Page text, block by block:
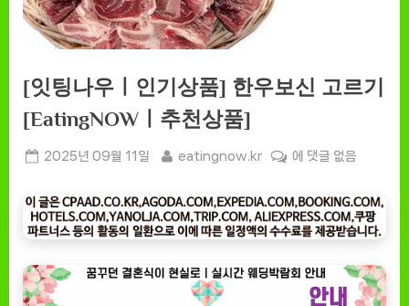
[잇팅나우ㅣ인기상품] 한우보신 고르기
[EatingNOWㅣ추천상품]
Posted
2025년 09월 11일 By
eatingnow.kr
[잇
나
우
ㅣ
인
에 댓글 없음